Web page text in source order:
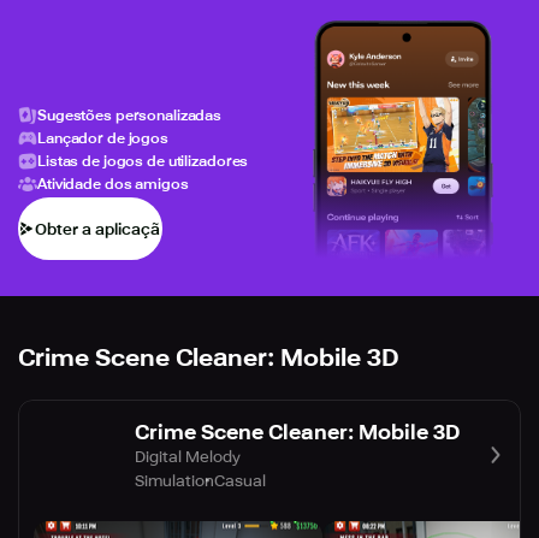
Sugestões personalizadas
Lançador de jogos
Listas de jogos de utilizadores
Atividade dos amigos
Obter a aplicação
Crime Scene Cleaner: Mobile 3D
Crime Scene Cleaner: Mobile 3D
Digital Melody
SimulationCasual